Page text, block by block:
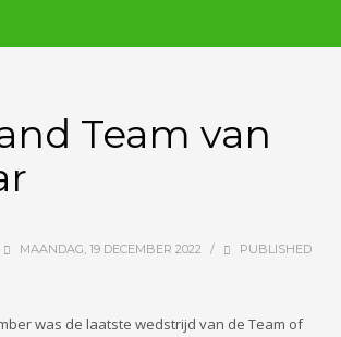
Team van
MAANDAG, 19 DECEMBER 2022 /
PUBLISHED
was de laatste wedstrijd van de Team of